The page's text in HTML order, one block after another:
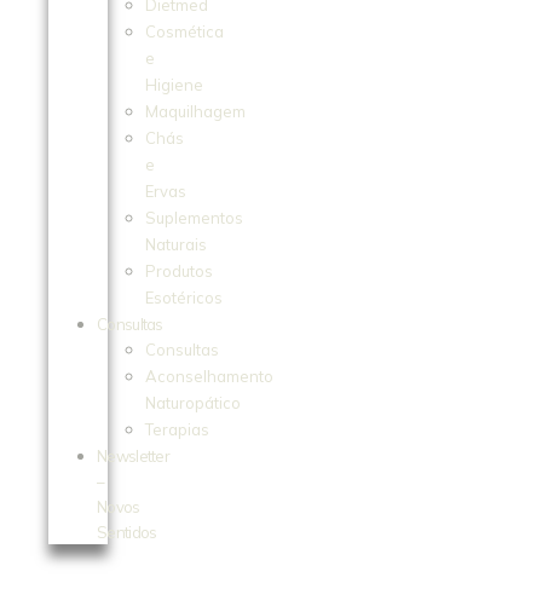
Dietmed
Cosmética
e
Higiene
Maquilhagem
Chás
e
Ervas
Suplementos
Naturais
Produtos
Esotéricos
Consultas
Consultas
Aconselhamento
Naturopático
Terapias
Newsletter
–
Novos
Sentidos